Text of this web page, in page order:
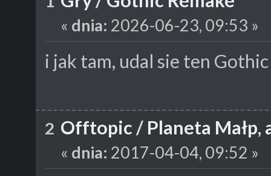
« dnia: 2026-06-23, 09:53 »
i jak tam, udal sie ten Gothic
2 Offtopic / Planeta
« dnia: 2017-04-04, 09:52 »